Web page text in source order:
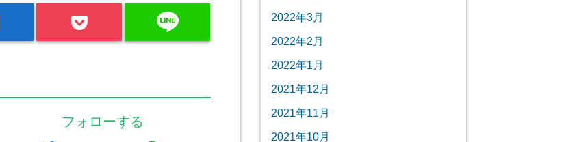
line
フォローする
2022年3月
2022年2月
2022年1月
2021年12月
2021年11月
2021年10月